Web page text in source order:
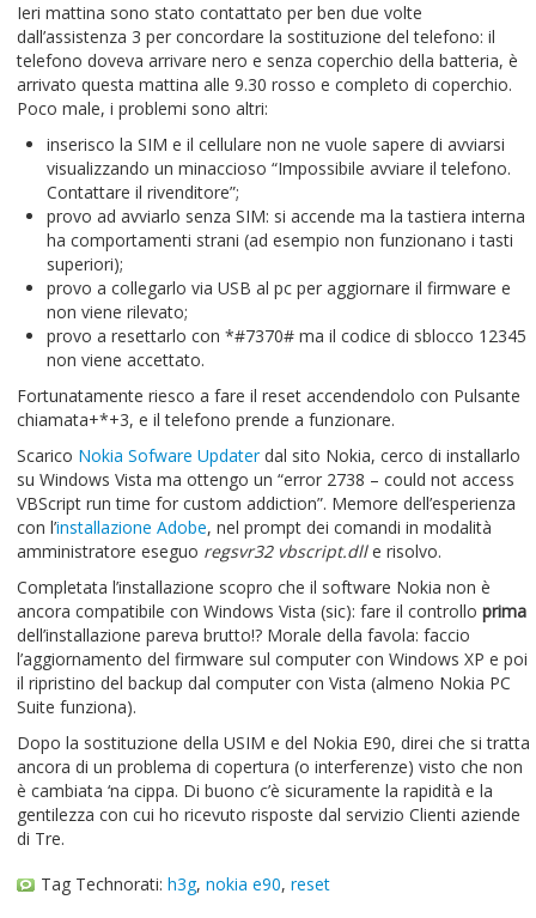
Ieri mattina sono stato contattato per ben due volte
dall’assistenza 3 per concordare la sostituzione del telefono: il
telefono doveva arrivare nero e senza coperchio della batteria, è
arrivato questa mattina alle 9.30 rosso e completo di coperchio.
Poco male, i problemi sono altri:
inserisco la SIM e il cellulare non ne vuole sapere di avviarsi
visualizzando un minaccioso “Impossibile avviare il telefono.
Contattare il rivenditore”;
provo ad avviarlo senza SIM: si accende ma la tastiera interna
ha comportamenti strani (ad esempio non funzionano i tasti
superiori);
provo a collegarlo via USB al pc per aggiornare il firmware e
non viene rilevato;
provo a resettarlo con *#7370# ma il codice di sblocco 12345
non viene accettato.
Fortunatamente riesco a fare il reset accendendolo con Pulsante
chiamata+*+3, e il telefono prende a funzionare.
Scarico Nokia Sofware Updaterdal sito Nokia, cerco di installarlo
su Windows Vista ma ottengo un “error 2738 – could not access
VBScript run time for custom addiction”. Memore dell’esperienza
con l’installazione Adobe, nel prompt dei comandi in modalità
amministratore eseguo regsvr32 vbscript.dlle risolvo.
Completata l’installazione scopro che il software Nokia non è
ancora compatibile con Windows Vista (sic): fare il controllo prima
dell’installazione pareva brutto!? Morale della favola: faccio
l’aggiornamento del firmware sul computer con Windows XP e poi
il ripristino del backup dal computer con Vista (almeno Nokia PC
Suite funziona).
Dopo la sostituzione della USIM e del Nokia E90, direi che si tratta
ancora di un problema di copertura (o interferenze) visto che non
è cambiata ‘na cippa. Di buono c’è sicuramente la rapidità e la
gentilezza con cui ho ricevuto risposte dal servizio Clienti aziende
di Tre.
Tag Technorati: h3g, nokia e90, reset